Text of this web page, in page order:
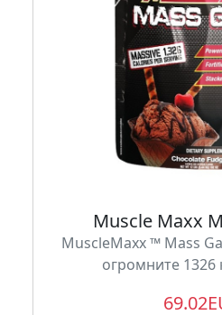
Muscle Maxx
MuscleMaxx ™ Mass
огромните 1326